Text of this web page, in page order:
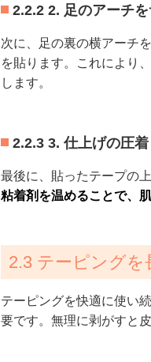
2.2.2 2. 足のアーチ
次に、足の裏の横アーチ
を貼ります。これにより
します。
2.2.3 3. 仕上げの圧着
最後に、貼ったテープの
粘着剤を温めることで、
2.3 テーピング
テーピングを快適に使い
要です。無理に剥がすと